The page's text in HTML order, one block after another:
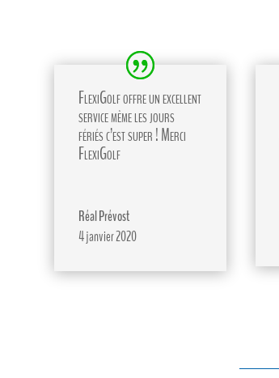
FlexiGolf offre un excellent
service même les jours
fériés c’est super ! Merci
FlexiGolf
Réal Prévost
4 janvier 2020